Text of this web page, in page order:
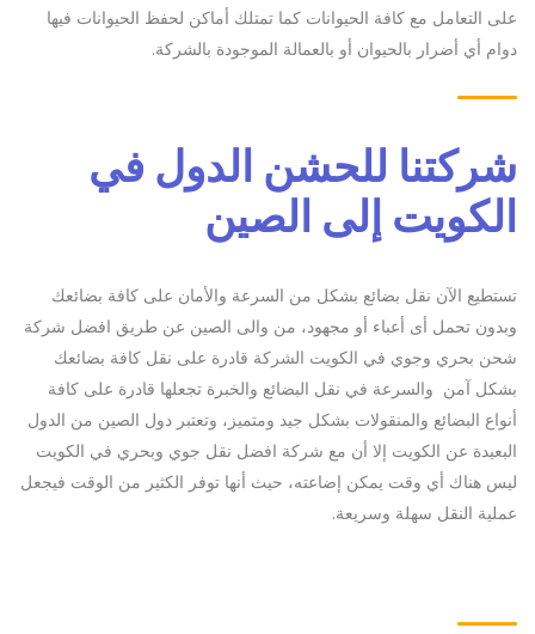
على التعامل مع كافة الحيوانات كما تمتلك أماكن لحفظ الحيوانات فيها
دوام أي أضرار بالحيوان أو بالعمالة الموجودة بالشركة.
شركتنا للحشن الدول في
الكويت إلى الصين
تستطيع الآن نقل بضائع بشكل من السرعة والأمان على كافة بضائعك
وبدون تحمل أى أعباء أو مجهود، من والى الصين عن طريق افضل شركة
شحن بحري وجوي في الكويت الشركة قادرة على نقل كافة بضائعك
بشكل آمن والسرعة في نقل البضائع والخبرة تجعلها قادرة على كافة
أنواع البضائع والمنقولات بشكل جيد ومتميز، وتعتبر دول الصين من الدول
البعيدة عن الكويت إلا أن مع شركة افضل نقل جوي وبحري في الكويت
ليس هناك أي وقت يمكن إضاعته، حيث أنها توفر الكثير من الوقت فيجعل
عملية النقل سهلة وسريعة.